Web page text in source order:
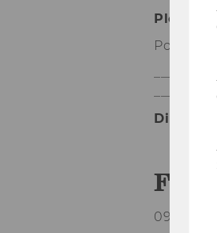
Plenary
Dinner &
09.00 -